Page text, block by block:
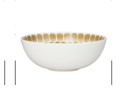
24hトゥオキオ ボウル 18cm
ベージュ
￥4,400
詳細を見る